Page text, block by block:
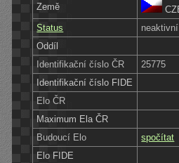
Země
Status
neaktivní
Oddíl
Identifikační číslo ČR
25775
Identifikační číslo FIDE
Elo ČR
Maximum Ela ČR
Budoucí Elo
spočítat
Elo FIDE